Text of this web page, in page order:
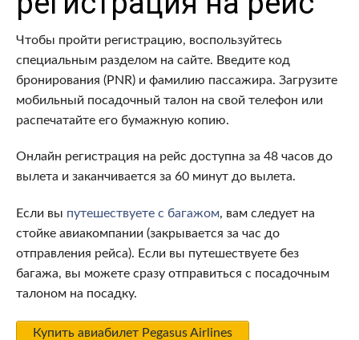
Чтобы пройти регистрацию, воспользуйтесь
специальным разделом на сайте. Введите код
бронирования (PNR) и фамилию пассажира. Загрузите
мобильный посадочный талон на свой телефон или
распечатайте его бумажную копию.
Онлайн регистрация на рейс доступна за 48 часов до
вылета и заканчивается за 60 минут до вылета.
Если вы путешествуете с багажом, вам следует на
стойке авиакомпании (закрывается за час до
отправления рейса). Если вы путешествуете без
багажа, вы можете сразу отправиться с посадочным
талоном на посадку.
Купить авиабилет Pegasus Airlines